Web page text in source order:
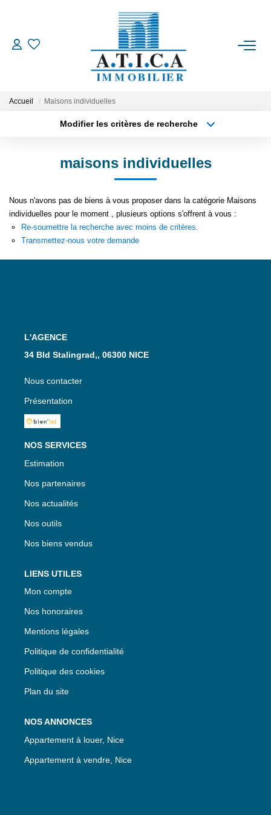
ACCUEIL
VENTES
ESTIMATION
L'AGENCE
CONTACT
Accueil Maisons individuelles
Modifier les critères de recherche
Type de bien
Budget max Plus de critères
maisons individuelles
Nous n'avons pas de biens à vous proposer dans la catégorie Maisons
individuelles pour le moment , plusieurs options s'offrent à vous :
Re-soumettre la recherche avec moins de critères.
Transmettez-nous votre demande
L'AGENCE
34 Bld Stalingrad,, 06300 NICE
Nous contacter
Présentation
NOS SERVICES
Estimation
Nos partenaires
Nos actualités
Nos outils
Nos biens vendus
LIENS UTILES
Mon compte
Nos honoraires
Mentions légales
Politique de confidentialité
Politique des cookies
Plan du site
NOS ANNONCES
Appartement à louer, Nice
Appartement à vendre, Nice